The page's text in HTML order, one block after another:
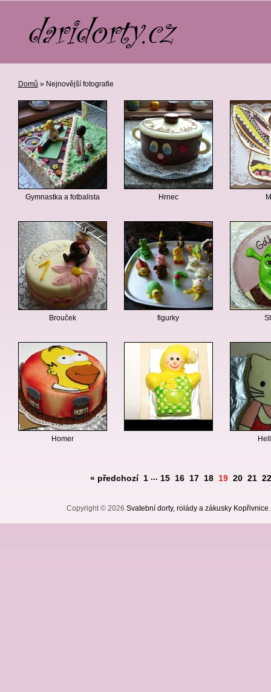
Domů » Nejnovější fotografie
Gymnastka a fotbalista Hrnec
Brouček figurky
Homer
« předchozí 1 ... 15 16 17 18 19 20 21 22
Copyright © 2026 Svatební dorty, rolády a zákusky Kopřivnice